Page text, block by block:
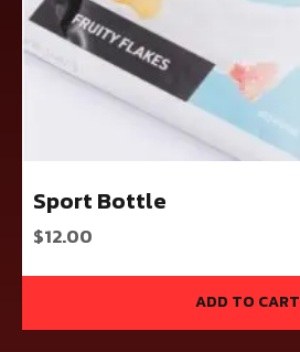
Sport Bottle
$12.00
ADD TO CART